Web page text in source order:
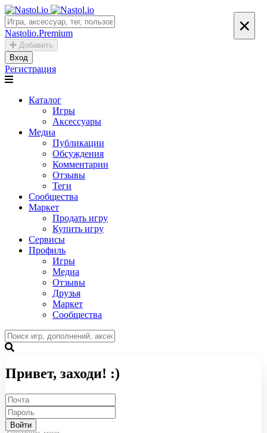
Nastolio.Premium
Добавить
Вход
Регистрация
Каталог
Игры
Аксессуары
Медиа
Публикации
Обсуждения
Комментарии
Отзывы
Теги
Сообщества
Маркет
Продать игру
Купить игру
Сервисы
Профиль
Игры
Медиа
Отзывы
Друзья
Маркет
Сообщества
×
Привет, заходи! :)
Войти